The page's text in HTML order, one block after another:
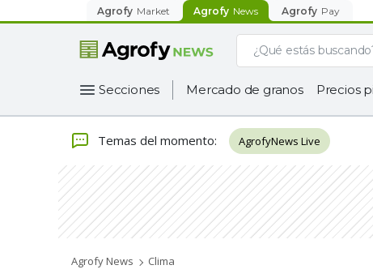
Agrofy Market Agrofy News Agrofy Pay
Secciones Mercado de granos Precios
Temas del momento: AgrofyNews Live
Agrofy News Clima